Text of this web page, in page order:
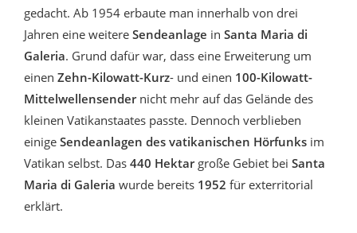
gedacht. Ab 1954 erbaute man innerhalb von drei
Jahren eine weitere Sendeanlage in Santa Maria di
Galeria. Grund dafür war, dass eine Erweiterung um
einen Zehn-Kilowatt-Kurz- und einen 100-Kilowatt-
Mittelwellensendernicht mehr auf das Gelände des
kleinen Vatikanstaates passte. Dennoch verblieben
einige Sendeanlagen des vatikanischen Hörfunks im
Vatikan selbst. Das 440 Hektar große Gebiet bei Santa
Maria di Galeria wurde bereits 1952 für exterritorial
erklärt.